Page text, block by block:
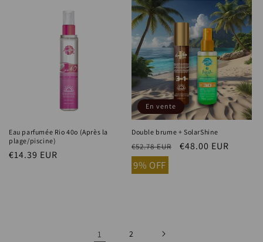
Eau parfumée Rio 40o (Après la
plage/piscine)
Prix
€14.39 EUR
En vente
Double brume + SolarShine
Prix
habituel
€52.78 EUR
Prix
€48.00 EUR
9% OFF
1 2